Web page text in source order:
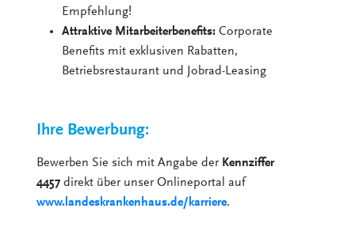
Empfehlung!
Attraktive Mitarbeiterbenefits:Corporate
Benefits mit exklusiven Rabatten,
Betriebsrestaurant und Jobrad-Leasing
Ihre Bewerbung:
Bewerben Sie sich mit Angabe der Kennziffer
4457 direkt über unser Onlineportal auf
www.landeskrankenhaus.de/karriere.